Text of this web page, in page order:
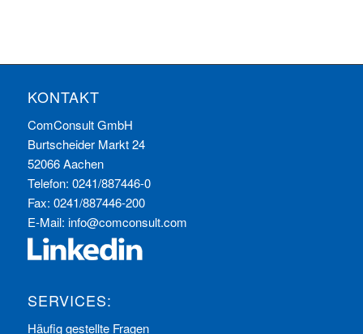
KONTAKT
ComConsult GmbH
Burtscheider Markt 24
52066 Aachen
Telefon: 0241/887446-0
Fax: 0241/887446-200
E-Mail: info@comconsult.com
SERVICES:
Häufig gestellte Fragen